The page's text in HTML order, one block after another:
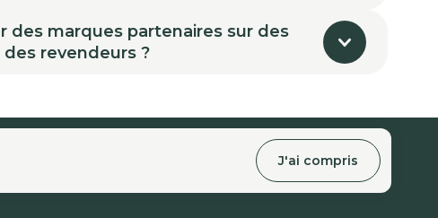
des marques partenaires sur des
revendeurs ?
J'ai compris